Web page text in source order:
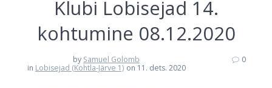
Klubi Lobisejad 14.
kohtumine 08.12.2020
by Samuel Golomb
in Lobisejad (Kohtla-Järve 1) on 11. dets. 2020
0